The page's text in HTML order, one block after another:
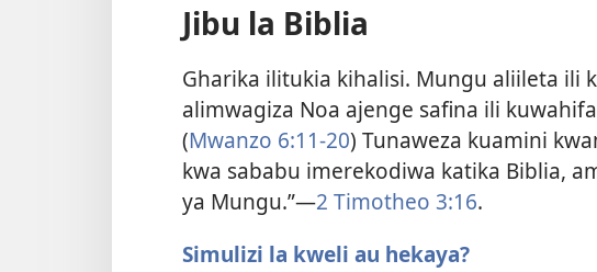
Jibu la Biblia
Gharika ilitukia kihalisi. Mungu aliileta ili
alimwagiza Noa ajenge safina ili
(Mwanzo 6:11-20) Tunaweza kuamini
kwa sababu imerekodiwa katika Biblia,
ya Mungu.”—2 Timotheo 3:16.
Simulizi la kweli au hekaya?